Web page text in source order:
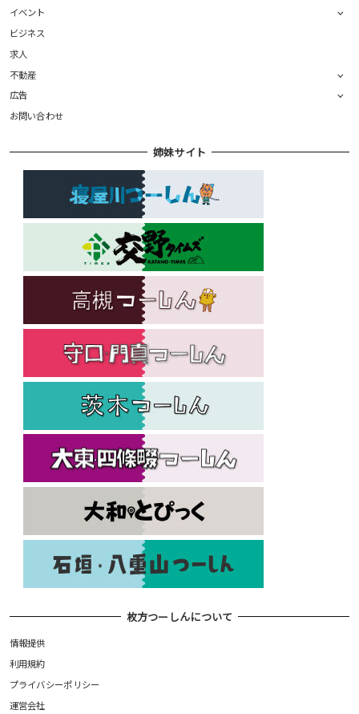
イベント
ビジネス
求人
不動産
広告
お問い合わせ
姉妹サイト
枚方つーしんについて
情報提供
利用規約
プライバシーポリシー
運営会社